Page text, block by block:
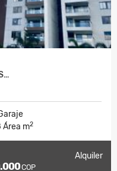
Área m2
Alquiler
COP